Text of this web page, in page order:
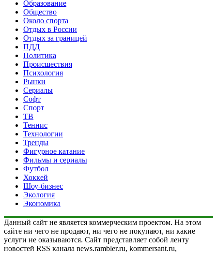
Образование
Общество
Около спорта
Отдых в России
Отдых за границей
ПДД
Политика
Происшествия
Психология
Рынки
Сериалы
Софт
Спорт
ТВ
Теннис
Технологии
Тренды
Фигурное катание
Фильмы и сериалы
Футбол
Хоккей
Шоу-бизнес
Экология
Экономика
Данный сайт не является коммерческим проектом. На этом
сайте ни чего не продают, ни чего не покупают, ни какие
услуги не оказываются. Сайт представляет собой ленту
новостей RSS канала news.rambler.ru, kommersant.ru,